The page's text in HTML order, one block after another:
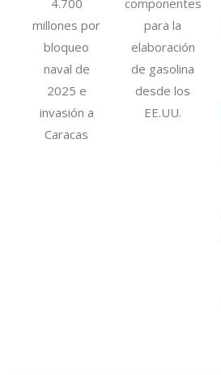
4.700
millones por
bloqueo
naval de
2025 e
invasión a
Caracas
componentes
para la
elaboración
de gasolina
desde los
EE.UU.